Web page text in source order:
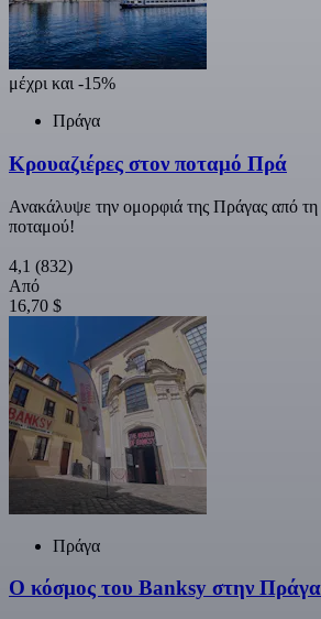
μέχρι και -15%
Πράγα
Κρουαζιέρες στον ποταμό Πρά
Ανακάλυψε την ομορφιά της Πράγας από τη
ποταμού!
4,1 (832)
Από
16,70 $
Πράγα
Ο κόσμος του Banksy στην Πράγα